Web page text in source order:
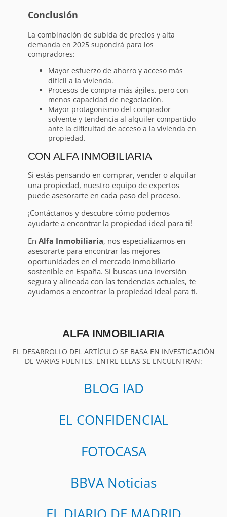
Conclusión
La combinación de subida de precios y alta
demanda en 2025 supondrá para los
compradores:
Mayor esfuerzo de ahorro y acceso más
difícil a la vivienda.
Procesos de compra más ágiles, pero con
menos capacidad de negociación.
Mayor protagonismo del comprador
solvente y tendencia al alquiler compartido
ante la dificultad de acceso a la vivienda en
propiedad.
CON ALFA INMOBILIARIA
Si estás pensando en comprar, vender o alquilar
una propiedad, nuestro equipo de expertos
puede asesorarte en cada paso del proceso.
¡Contáctanos y descubre cómo podemos
ayudarte a encontrar la propiedad ideal para ti!
En Alfa Inmobiliaria, nos especializamos en
asesorarte para encontrar las mejores
oportunidades en el mercado inmobiliario
sostenible en España. Si buscas una inversión
segura y alineada con las tendencias actuales, te
ayudamos a encontrar la propiedad ideal para ti.
ALFA INMOBILIARIA
EL DESARROLLO DEL ARTÍCULO SE BASA EN INVESTIGACIÓN
DE VARIAS FUENTES, ENTRE ELLAS SE ENCUENTRAN:
BLOG IAD
EL CONFIDENCIAL
FOTOCASA
BBVA Noticias